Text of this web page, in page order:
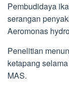
Pembudidaya
serangan
Aeromonas
Penelitian
ketapang
MAS.